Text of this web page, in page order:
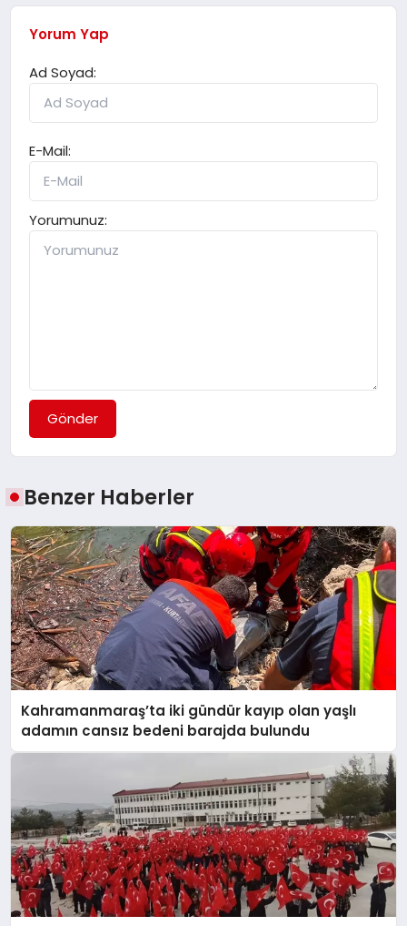
Yorum Yap
Ad Soyad:
E-Mail:
Yorumunuz:
Gönder
Benzer Haberler
Kahramanmaraş’ta iki gündür kayıp olan yaşlı
adamın cansız bedeni barajda bulundu